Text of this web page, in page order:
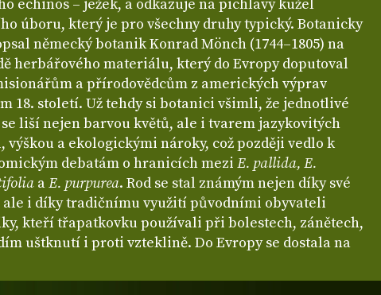
echinos – ježek, a odkazuje na pichlavý kužel
úboru, který je pro všechny druhy typický. Botanicky
německý botanik Konrad Mönch (1744–1805) na
herbářového materiálu, který do Evropy doputoval
a přírodovědcům z amerických výprav
18. století. Už tehdy si botanici všimli, že jednotlivé
liší nejen barvou květů, ale i tvarem jazykovitých
výškou a ekologickými nároky, což později vedlo k
debatám o hranicích mezi E. pallida, E.
aE. purpurea. Rod se stal známým nejen díky své
ale i díky tradičnímu využití původními obyvateli
kteří třapatkovku používali při bolestech, zánětech,
uštknutí i proti vzteklině. Do Evropy se dostala na